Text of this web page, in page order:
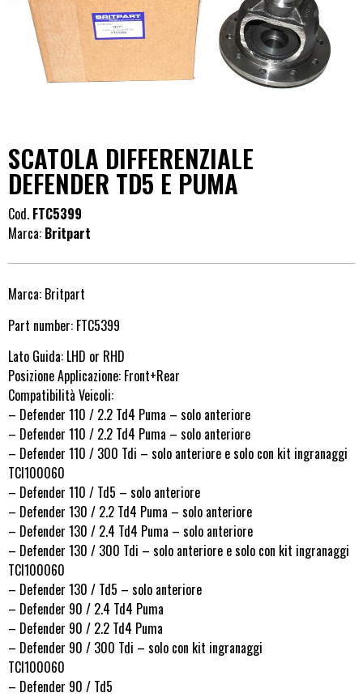
SCATOLA DIFFERENZIALE
DEFENDER TD5 E PUMA
Cod. FTC5399
Marca: Britpart
Marca: Britpart
Part number: FTC5399
Lato Guida: LHD or RHD
Posizione Applicazione: Front+Rear
Compatibilità Veicoli:
– Defender 110 / 2.2 Td4 Puma – solo anteriore
– Defender 110 / 2.2 Td4 Puma – solo anteriore
– Defender 110 / 300 Tdi – solo anteriore e solo con kit ingranaggi
TCI100060
– Defender 110 / Td5 – solo anteriore
– Defender 130 / 2.2 Td4 Puma – solo anteriore
– Defender 130 / 2.4 Td4 Puma – solo anteriore
– Defender 130 / 300 Tdi – solo anteriore e solo con kit ingranaggi
TCI100060
– Defender 130 / Td5 – solo anteriore
– Defender 90 / 2.4 Td4 Puma
– Defender 90 / 2.2 Td4 Puma
– Defender 90 / 300 Tdi – solo con kit ingranaggi
TCI100060
– Defender 90 / Td5